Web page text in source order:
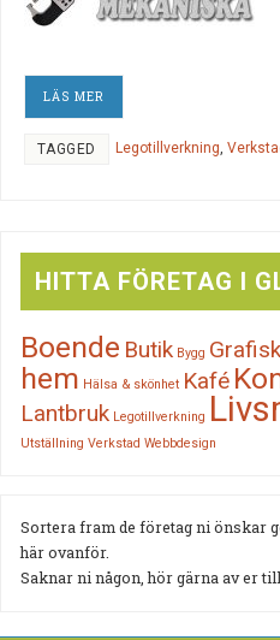
LÄS MER
TAGGED Legotillverkning,
HITTA FÖRETAG I
Boende Butik Bygg
hem Hälsa & skönhet Kafé
Lantbruk Legotillverkning
Utställning Verkstad Webbdesign
Sortera fram de företag ni önskar
här ovanför.
Saknar ni någon, hör gärna av er